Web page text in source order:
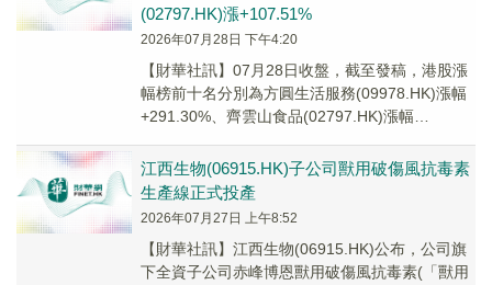
(02797.HK)漲+107.51%
2026年07月28日 下午4:20
【財華社訊】07月28日收盤，截至發稿，港股漲
幅榜前十名分別為方圓生活服務(09978.HK)漲幅
+291.30%、齊雲山食品(02797.HK)漲幅
江西生物(06915.HK)子公司獸用破傷風抗毒素
生產線正式投產
2026年07月27日 上午8:52
【財華社訊】江西生物(06915.HK)公布，公司旗
下全資子公司赤峰博恩獸用破傷風抗毒素(「獸用